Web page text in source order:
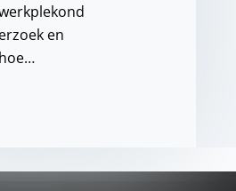
erzoek en
hoe…